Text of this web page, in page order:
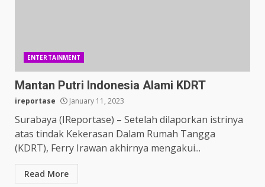
ENTERTAINMENT
Mantan Putri Indonesia Alami KDRT
ireportase January 11, 2023
Surabaya (IReportase) – Setelah dilaporkan istrinya
atas tindak Kekerasan Dalam Rumah Tangga
(KDRT), Ferry Irawan akhirnya mengakui...
Read More